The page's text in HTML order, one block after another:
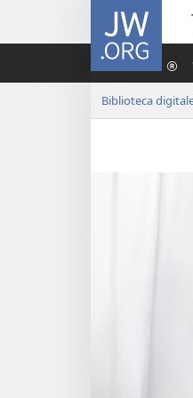
JW.ORG
Biblioteca